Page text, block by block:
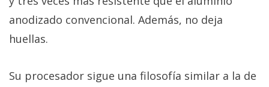
anodizado convencional. Además, no deja
huellas.
Su procesador sigue una filosofía similar a la de